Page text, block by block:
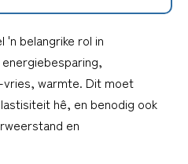
'n belangrike rol in
warmte. Dit moet
hê, en benodig ook
en